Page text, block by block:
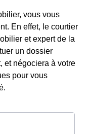
vous vous
En effet, le courtier
et expert de la
un dossier
et négociera à votre
pour vous